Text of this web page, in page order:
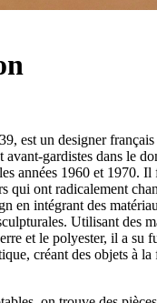
est un designer
avant-gardistes dans le
années 1960 et 1970. Il
qui ont radicalement
en intégrant des
Utilisant des
et le polyester, il a su
créant des objets à la